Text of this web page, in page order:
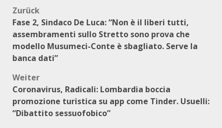
Beitragsnavigation
Zurück
Fase 2, Sindaco De Luca: “Non è il liberi tutti,
assembramenti sullo Stretto sono prova che
modello Musumeci-Conte è sbagliato. Serve la
banca dati”
Weiter
Coronavirus, Radicali: Lombardia boccia
promozione turistica su app come Tinder. Usuelli:
“Dibattito sessuofobico”